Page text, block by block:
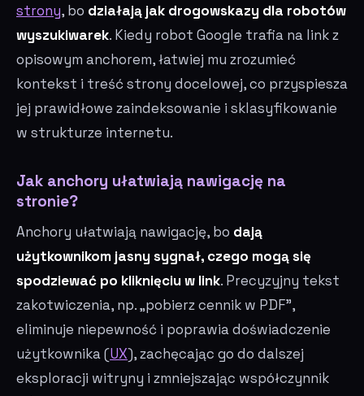
strony, bo działają jak drogowskazy dla robotów
wyszukiwarek. Kiedy robot Google trafia na link z
opisowym anchorem, łatwiej mu zrozumieć
kontekst i treść strony docelowej, co przyspiesza
jej prawidłowe zaindeksowanie i sklasyfikowanie
w strukturze internetu.
Jak anchory ułatwiają nawigację na
stronie?
Anchory ułatwiają nawigację, bo dają
użytkownikom jasny sygnał, czego mogą się
spodziewać po kliknięciu w link. Precyzyjny tekst
zakotwiczenia, np. „pobierz cennik w PDF",
eliminuje niepewność i poprawia doświadczenie
użytkownika (UX), zachęcając go do dalszej
eksploracji witryny i zmniejszając współczynnik